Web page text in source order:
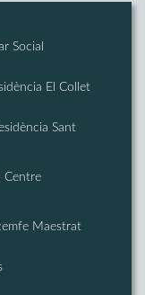
Social
El Collet
Sant
Centre
Maestrat